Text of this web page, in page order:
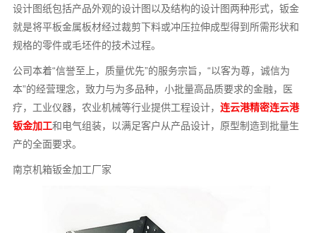
设计图纸包括产品外观的设计图以及结构的设计图两种形式，钣金
就是将平板金属板材经过裁剪下料或冲压拉伸成型得到所需形状和
规格的零件或毛坯件的技术过程。
公司本着“信誉至上，质量优先”的服务宗旨，“以客为尊，诚信为
本”的经营理念，致力与为多品种，小批量高品质要求的金融，医
疗，工业仪器，农业机械等行业提供工程设计，连云港精密连云港
钣金加工和电气组装，以满足客户从产品设计，原型制造到批量生
产的全面要求。
南京机箱钣金加工厂家